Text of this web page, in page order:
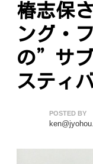
椿志保
ング・
の”サ
スティ
Author
POSTED BY